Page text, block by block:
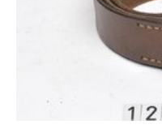
Prenten en